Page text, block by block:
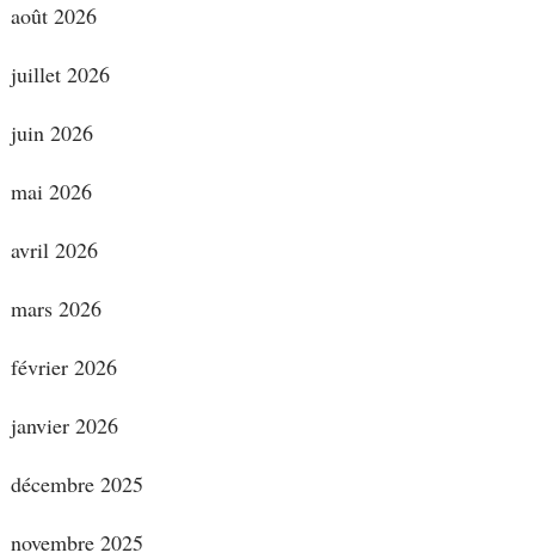
août 2026
juillet 2026
juin 2026
mai 2026
avril 2026
mars 2026
février 2026
janvier 2026
décembre 2025
novembre 2025